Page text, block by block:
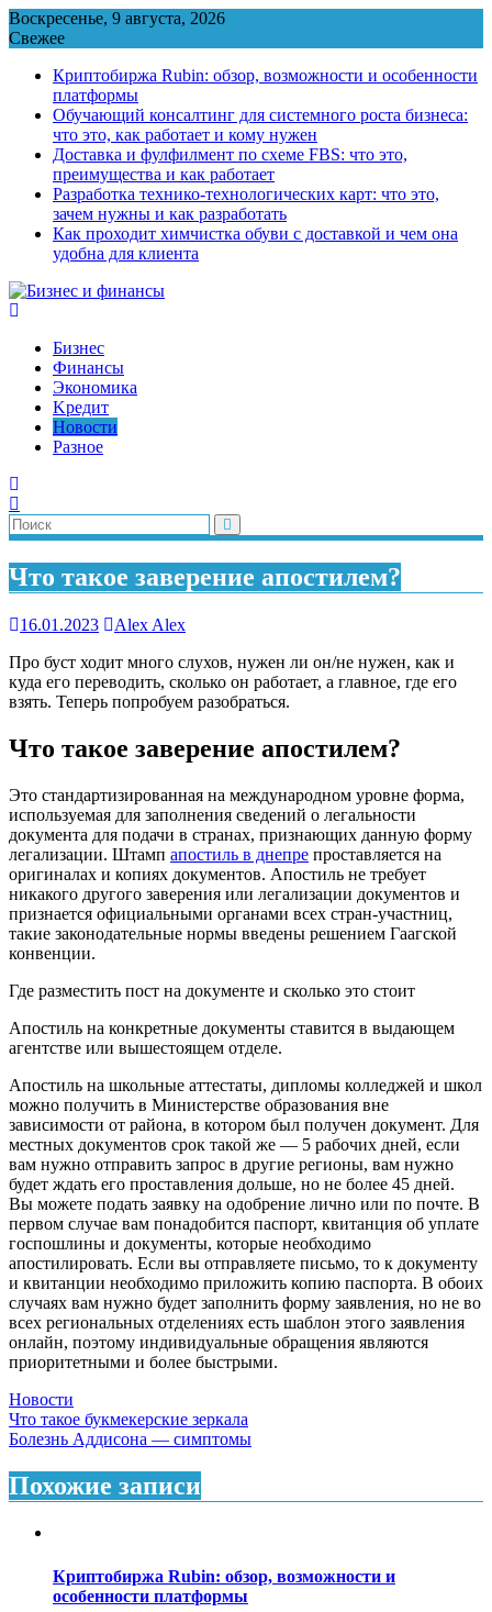
Перейти
к
Воскресенье, 9 августа, 2026
Свежее
Криптобиржа Rubin: обзор, возможности и особенности
платформы
Обучающий консалтинг для системного роста бизнеса:
что это, как работает и кому нужен
Доставка и фулфилмент по схеме FBS: что это,
преимущества и как работает
Разработка технико-технологических карт: что это,
зачем нужны и как разработать
Как проходит химчистка обуви с доставкой и чем она
удобна для клиента
Бизнес
Финансы
Экономика
Kредит
Новости
Разное
Что такое заверение апостилем?
16.01.2023
Alex Alex
Про буст ходит много слухов, нужен ли он/не нужен, как и
куда его переводить, сколько он работает, а главное, где его
взять. Теперь попробуем разобраться.
Что такое заверение апостилем?
Это стандартизированная на международном уровне форма,
используемая для заполнения сведений о легальности
документа для подачи в странах, признающих данную форму
легализации. Штамп апостиль в днепре проставляется на
оригиналах и копиях документов. Апостиль не требует
никакого другого заверения или легализации документов и
признается официальными органами всех стран-участниц,
такие законодательные нормы введены решением Гаагской
конвенции.
Где разместить пост на документе и сколько это стоит
Апостиль на конкретные документы ставится в выдающем
агентстве или вышестоящем отделе.
Апостиль на школьные аттестаты, дипломы колледжей и школ
можно получить в Министерстве образования вне
зависимости от района, в котором был получен документ. Для
местных документов срок такой же — 5 рабочих дней, если
вам нужно отправить запрос в другие регионы, вам нужно
будет ждать его проставления дольше, но не более 45 дней.
Вы можете подать заявку на одобрение лично или по почте. В
первом случае вам понадобится паспорт, квитанция об уплате
госпошлины и документы, которые необходимо
апостилировать. Если вы отправляете письмо, то к документу
и квитанции необходимо приложить копию паспорта. В обоих
случаях вам нужно будет заполнить форму заявления, но не во
всех региональных отделениях есть шаблон этого заявления
онлайн, поэтому индивидуальные обращения являются
приоритетными и более быстрыми.
Новости
Навигация
по
записям
Что такое букмекерские зеркала
Болезнь Аддисона — симптомы
Похожие записи
Криптобиржа Rubin: обзор, возможности и
особенности платформы